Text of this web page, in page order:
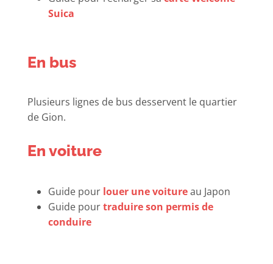
Suica
En bus
Plusieurs lignes de bus desservent le quartier
de Gion.
En voiture
Guide pour louer une voitureau Japon
Guide pourtraduire son permis de
conduire